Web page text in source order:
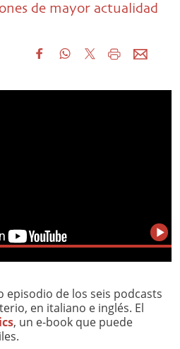
de mayor actualidad
episodio de los seis podcasts
en italiano e inglés. El
, un e-book que puede